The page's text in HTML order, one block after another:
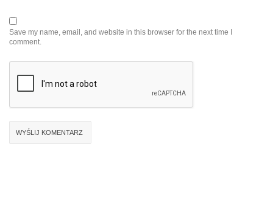
Save my name, email, and website in this browser for the next time I
comment.